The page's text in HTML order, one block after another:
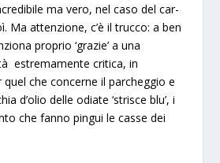
ma vero, nel caso delcar-
Ma attenzione, c’è il trucco: a ben
proprio ‘grazie’ a una
estremamente critica, in
che concerne il parcheggio e
d’olio delle odiate ‘strisce blu’, i
che fanno pingui le casse dei